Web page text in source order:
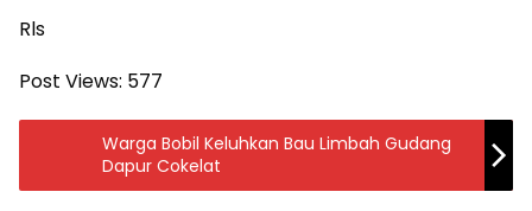
Rls
Post Views: 577
Warga Bobil Keluhkan Bau Limbah Gudang
Dapur Cokelat